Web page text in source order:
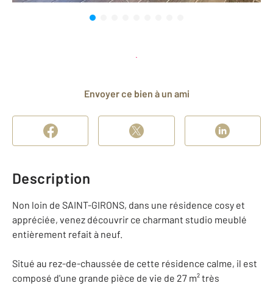
Envoyer ce bien à un ami
Description
Non loin de SAINT-GIRONS, dans une résidence cosy et
appréciée, venez découvrir ce charmant studio meublé
entièrement refait à neuf.
Situé au rez-de-chaussée de cette résidence calme, il est
composé d'une grande pièce de vie de 27 m² très